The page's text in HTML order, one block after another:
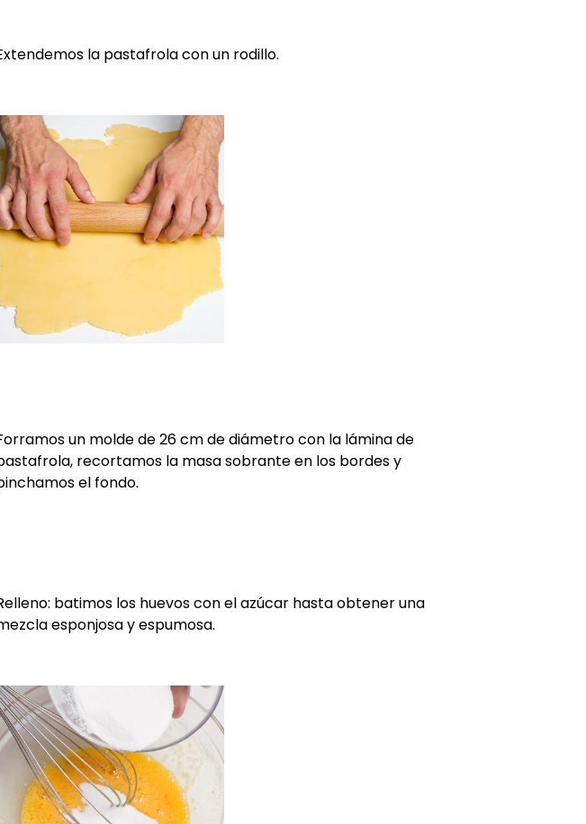
la pastafrola con un rodillo.
un molde de 26 cm de diámetro con la lámina de
recortamos la masa sobrante en los bordes y
el fondo.
batimos los huevos con el azúcar hasta obtener una
esponjosa y espumosa.